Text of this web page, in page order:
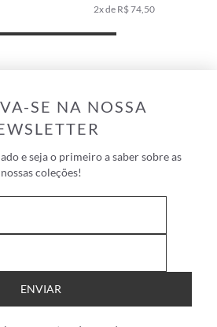
2x de R$ 74,50
SE NA NOSSA
e seja o primeiro a saber sobre as
nossas coleções!
ENVIAR